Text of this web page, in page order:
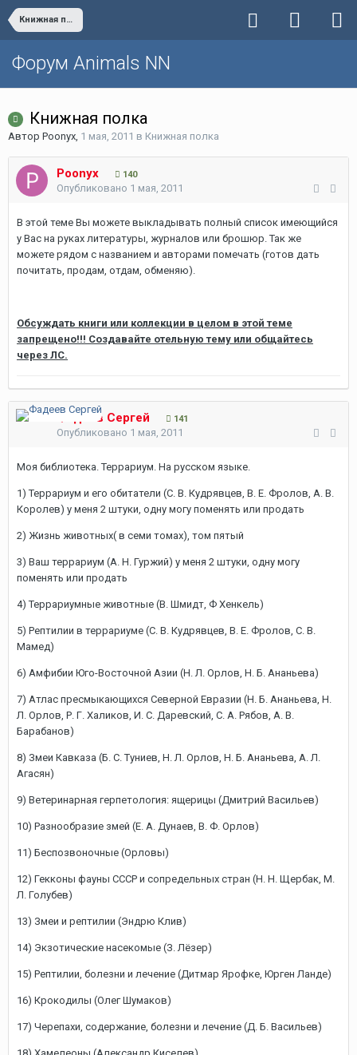
Книжная полка
Форум Animals NN
Книжная полка
Автор Poonyx, 1 мая, 2011 в Книжная полка
Poonyx 140
Опубликовано 1 мая, 2011
В этой теме Вы можете выкладывать полный список имеющийся
у Вас на руках литературы, журналов или брошюр. Так же
можете рядом с названием и авторами помечать (готов дать
почитать, продам, отдам, обменяю).
Обсуждать книги или коллекции в целом в этой теме
запрещено!!! Создавайте отельную тему или общайтесь
через ЛС.
Фадеев Сергей 141
Опубликовано 1 мая, 2011
Моя библиотека. Террариум. На русском языке.
1) Террариум и его обитатели (С. В. Кудрявцев, В. Е. Фролов, А. В.
Королев) у меня 2 штуки, одну могу поменять или продать
2) Жизнь животных( в семи томах), том пятый
3) Ваш террариум (А. Н. Гуржий) у меня 2 штуки, одну могу
поменять или продать
4) Террариумные животные (В. Шмидт, Ф Хенкель)
5) Рептилии в террариуме (С. В. Кудрявцев, В. Е. Фролов, С. В.
Мамед)
6) Амфибии Юго-Восточной Азии (Н. Л. Орлов, Н. Б. Ананьева)
7) Атлас пресмыкающихся Северной Евразии (Н. Б. Ананьева, Н.
Л. Орлов, Р. Г. Халиков, И. С. Даревский, С. А. Рябов, А. В.
Барабанов)
8) Змеи Кавказа (Б. С. Туниев, Н. Л. Орлов, Н. Б. Ананьева, А. Л.
Агасян)
9) Ветеринарная герпетология: ящерицы (Дмитрий Васильев)
10) Разнообразие змей (Е. А. Дунаев, В. Ф. Орлов)
11) Беспозвоночные (Орловы)
12) Гекконы фауны СССР и сопредельных стран (Н. Н. Щербак, М.
Л. Голубев)
13) Змеи и рептилии (Эндрю Клив)
14) Экзотические насекомые (З. Лёзер)
15) Рептилии, болезни и лечение (Дитмар Ярофке, Юрген Ланде)
16) Крокодилы (Олег Шумаков)
17) Черепахи, содержание, болезни и лечение (Д. Б. Васильев)